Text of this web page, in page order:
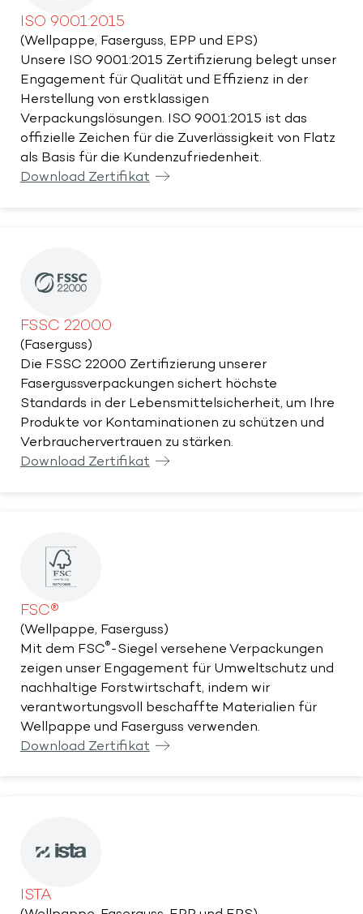
ISO 9001:2015
(Wellpappe, Faserguss, EPP und EPS)
Unsere ISO 9001:2015 Zertifizierung belegt unser
Engagement für Qualität und Effizienz in der
Herstellung von erstklassigen
Verpackungslösungen. ISO 9001:2015 ist das
offizielle Zeichen für die Zuverlässigkeit von Flatz
als Basis für die Kundenzufriedenheit.
Download Zertifikat
FSSC 22000
(Faserguss)
Die FSSC 22000 Zertifizierung unserer
Fasergussverpackungen sichert höchste
Standards in der Lebensmittelsicherheit, um Ihre
Produkte vor Kontaminationen zu schützen und
Verbrauchervertrauen zu stärken.
Download Zertifikat
FSC®
(Wellpappe, Faserguss)
Mit dem FSC®-Siegel versehene Verpackungen
zeigen unser Engagement für Umweltschutz und
nachhaltige Forstwirtschaft, indem wir
verantwortungsvoll beschaffte Materialien für
Wellpappe und Faserguss verwenden.
Download Zertifikat
ISTA